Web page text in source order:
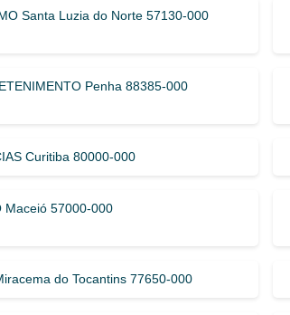
Santa Luzia do Norte 57130-000
Penha 88385-000
Curitiba 80000-000
Maceió 57000-000
do Tocantins 77650-000